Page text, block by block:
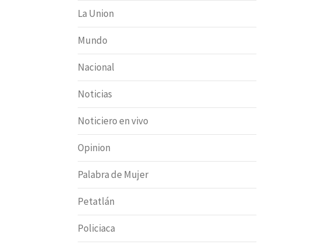
La Union
Mundo
Nacional
Noticias
Noticiero en vivo
Opinion
Palabra de Mujer
Petatlán
Policiaca